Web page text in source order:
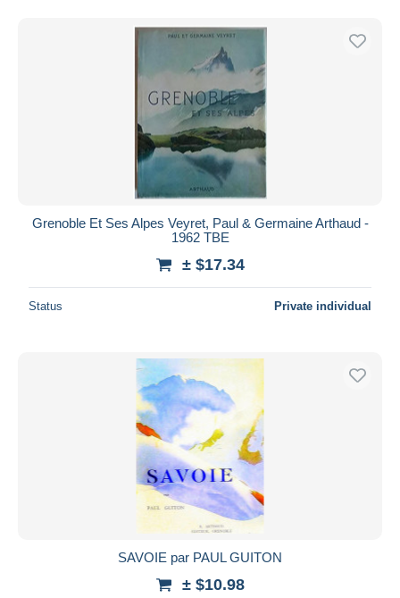
Grenoble Et Ses Alpes Veyret, Paul & Germaine Arthaud -
1962 TBE
± $17.34
Status Private individual
SAVOIE par PAUL GUITON
± $10.98